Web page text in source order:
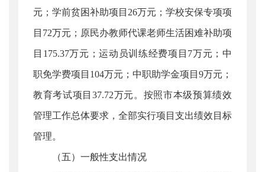
元；学前贫困补助项目26万元；学校安保专项项
目72万元；原民办教师代课老师生活困难补助项
目175.37万元；运动员训练经费项目7万元；中
职免学费项目104万元；中职助学金项目9万元；
教育考试项目37.72万元。按照市本级预算绩效
管理工作总体要求，全部实行项目支出绩效目标
管理。
（五）一般性支出情况